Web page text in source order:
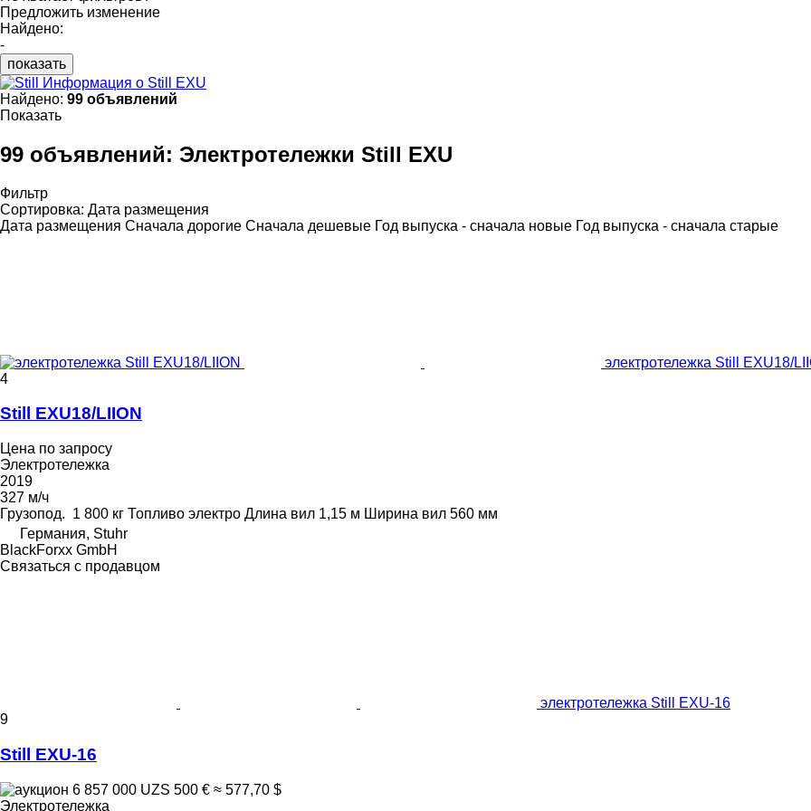
Предложить изменение
Найдено:
-
показать
Информация о Still EXU
Найдено: 99 объявлений
Показать
99 объявлений: Электротележки Still EXU
Фильтр
Сортировка: Дата размещения
Дата размещения Сначала дорогие Сначала дешевые Год выпуска - сначала новые Год выпуска - сначала старые
электротележка Still EXU18/
4
Still EXU18/LIION
Цена по запросу
Электротележка
2019
327 м/ч
Грузопод. 1 800 кг Топливо электро Длина вил 1,15 м Ширина вил 560 мм
Германия, Stuhr
BlackForxx GmbH
Связаться с продавцом
электротележка Still EXU-16
9
Still EXU-16
6 857 000 UZS 500 € ≈ 577,70 $
Электротележка